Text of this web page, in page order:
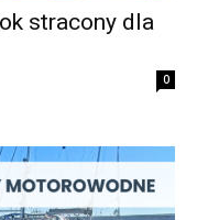
stracony dla
0